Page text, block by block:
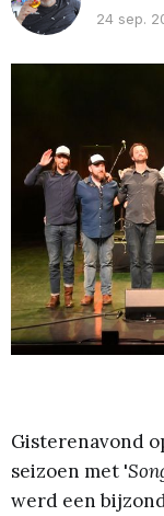
24 sep.
Gisterenavond
seizoen met '
werd een